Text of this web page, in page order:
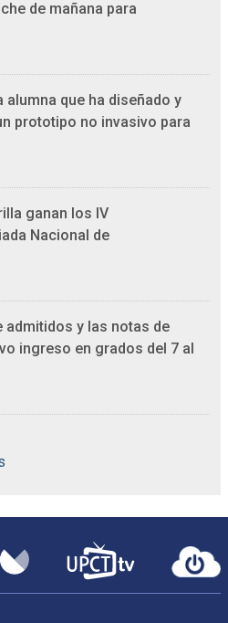
de mañana para
alumna que ha diseñado y
prototipo no invasivo para
ganan los IV
Nacional de
admitidos y las notas de
ingreso en grados del 7 al